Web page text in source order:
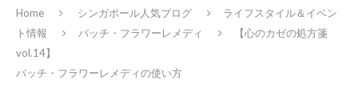
Home シンガポール人気ブログ
ライフスタイル＆イベン
ト情報
バッチ・フラワーレメディ
【心のカゼの処方箋
vol.14】
バッチ・フラワーレメディの使い方